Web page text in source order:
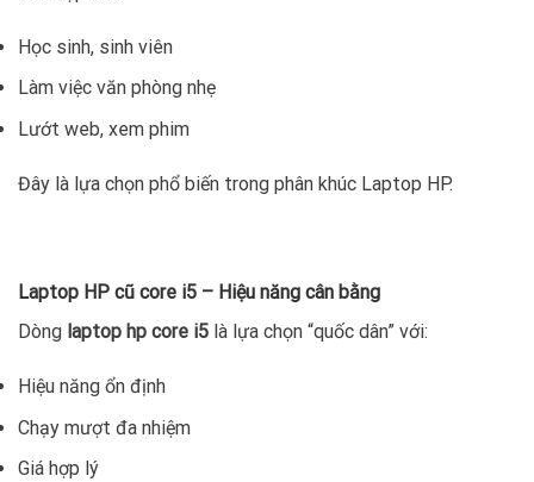
Học sinh, sinh viên
Làm việc văn phòng nhẹ
Lướt web, xem phim
Đây là lựa chọn phổ biến trong phân khúc Laptop HP.
Laptop HP cũ core i5 – Hiệu năng cân bằng
Dòng laptop hp core i5 là lựa chọn “quốc dân” với:
Hiệu năng ổn định
Chạy mượt đa nhiệm
Giá hợp lý